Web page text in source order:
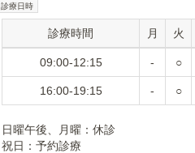
診療日時
診療時間 月 火
09:00-12:15 - ○
16:00-19:15 - ○
日曜午後、月曜：休診
祝日：予約診療